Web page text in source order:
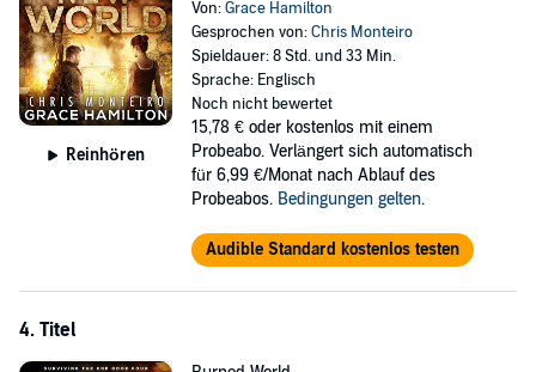
Reinhören
Von:Grace Hamilton
Gesprochen von:Chris Monteiro
Spieldauer: 8 Std. und 33 Min.
Sprache: Englisch
Noch nicht bewertet
15,78 € oder kostenlos mit einem
Probeabo. Verlängert sich automatisch
für 6,99 €/Monat nach Ablauf des
Probeabos. Bedingungen gelten.
Audible Standard kostenlos testen
4. Titel